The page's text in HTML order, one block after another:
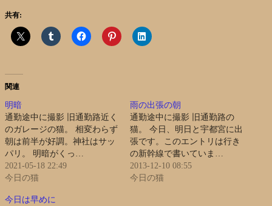
共有:
関連
明暗
通勤途中に撮影 旧通勤路近く
のガレージの猫。 相変わらず
朝は前半が好調。神社はサッ
パリ。 明暗がくっ…
2021-05-18 22:49
今日の猫
雨の出張の朝
通勤途中に撮影 旧通勤路の
猫。 今日、明日と宇都宮に出
張です。このエントリは行き
の新幹線で書いていま…
2013-12-10 08:55
今日の猫
今日は早めに